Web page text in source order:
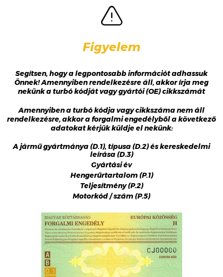
Figyelem
Segítsen, hogy a legpontosabb információt adhassuk
Önnek! Amennyiben rendelkezésre áll, akkor írja meg
nekünk a turbó kódját vagy gyártói (OE) cikkszámát
Amennyiben a turbó kódja vagy cikkszáma nem áll
rendelkezésre, akkor a forgalmi engedélyből a következő
adatokat kérjük küldje el nekünk:
A jármű gyártmánya (D.1), típusa (D.2) és kereskedelmi
leírása (D.3)
Gyártási év
Hengerűrtartalom (P.1)
Teljesítmény (P.2)
Motorkód / szám (P.5)